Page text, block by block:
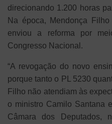
direcionando 1.200 horas
Na época, Mendonça
enviou a reforma por
Congresso Nacional.
“A revogação do novo
porque tanto o PL 5230
Filho não atendiam às
o ministro Camilo Santana
Câmara dos Deputados,